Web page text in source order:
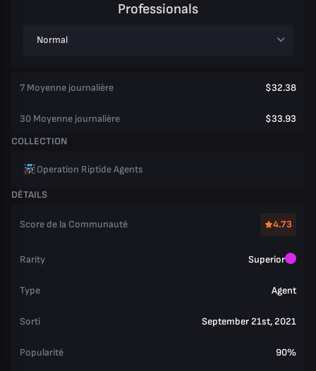
Professionals
Normal
7 Moyenne journalière $32.38
30 Moyenne journalière
$33.93
COLLECTION
Operation Riptide Agents
DÉTAILS
Score de la Communauté 4.73
Rarity Superior
Type Agent
Sorti September 21st, 2021
Popularité 90%